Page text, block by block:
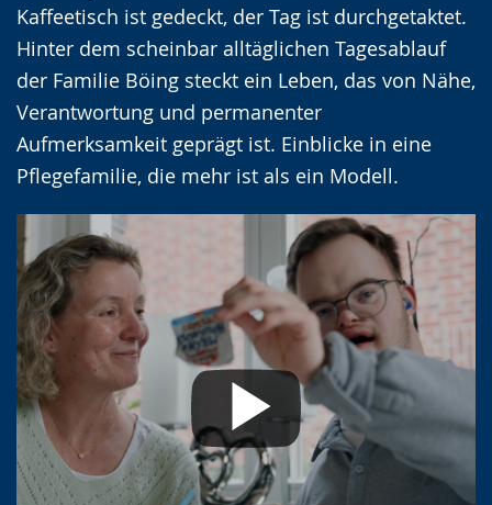
Kaffeetisch ist gedeckt, der Tag ist durchgetaktet.
Hinter dem scheinbar alltäglichen Tagesablauf
der Familie Böing steckt ein Leben, das von Nähe,
Verantwortung und permanenter
Aufmerksamkeit geprägt ist. Einblicke in eine
Pflegefamilie, die mehr ist als ein Modell.
Mit dem Abspielen des Videos akzeptieren
Sie die Datenschutzerklärung von
YouTube.
Mehr erfahren
Ich akzeptiere. Hinweis ausblenden
und YouTube-Videos in Zukunft
immer anzeigen.